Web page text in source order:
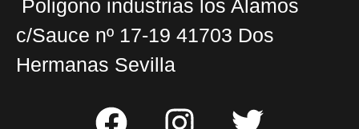
Poligono industrias los Alamos
c/Sauce nº 17-19 41703 Dos
Hermanas Sevilla